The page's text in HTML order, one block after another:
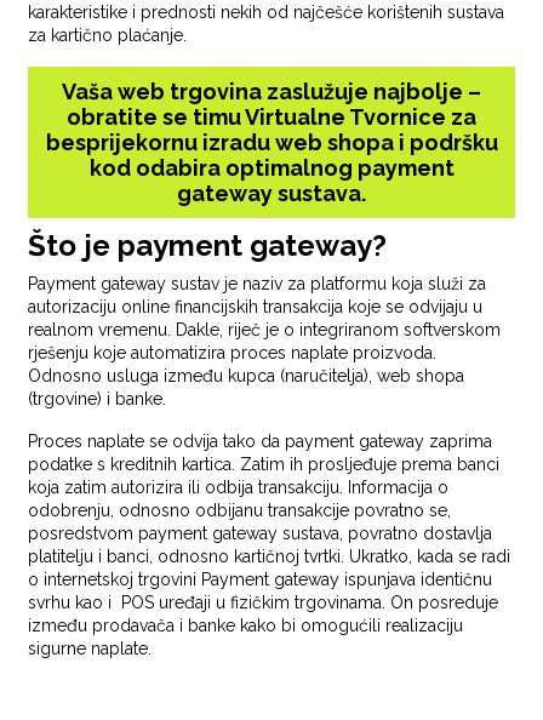
karakteristike i prednosti nekih od najčešće korištenih sustava
za kartično plaćanje.
Vaša web trgovina zaslužuje najbolje –
obratite se timu Virtualne Tvornice za
besprijekornu izradu web shopa i podršku
kod odabira optimalnog payment
gateway sustava.
Što je payment gateway?
Payment gateway sustav je naziv za platformu koja služi za
autorizaciju online financijskih transakcija koje se odvijaju u
realnom vremenu. Dakle, riječ je o integriranom softverskom
rješenju koje automatizira proces naplate proizvoda.
Odnosno usluga između kupca (naručitelja), web shopa
(trgovine) i banke.
Proces naplate se odvija tako da payment gateway zaprima
podatke s kreditnih kartica. Zatim ih prosljeđuje prema banci
koja zatim autorizira ili odbija transakciju. Informacija o
odobrenju, odnosno odbijanu transakcije povratno se,
posredstvom payment gateway sustava, povratno dostavlja
platitelju i banci, odnosno kartičnoj tvrtki. Ukratko, kada se radi
o internetskoj trgovini Payment gateway ispunjava identičnu
svrhu kao i POS uređaji u fizičkim trgovinama. On posreduje
između prodavača i banke kako bi omogućili realizaciju
sigurne naplate.